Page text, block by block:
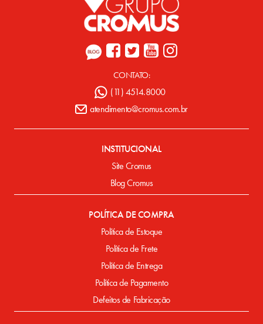
CONTATO:
(11) 4514.8000
atendimento@cromus.com.br
INSTITUCIONAL
Site Cromus
Blog Cromus
POLÍTICA DE COMPRA
Política de Estoque
Política de Frete
Política de Entrega
Política de Pagamento
Defeitos de Fabricação